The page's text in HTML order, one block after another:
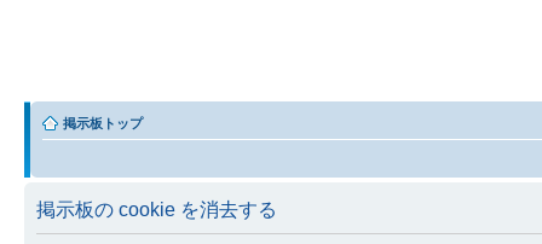
掲示板トップ
掲示板の cookie を消去する